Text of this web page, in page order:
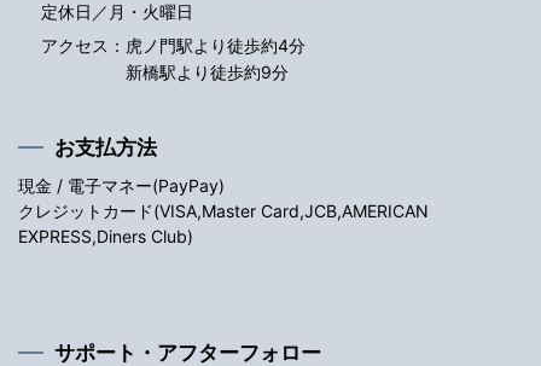
定休日／月・火曜日
アクセス： 虎ノ門駅より徒歩約4分
新橋駅より徒歩約9分
お支払方法
現金 / 電子マネー(PayPay)
クレジットカード(VISA,Master Card,JCB,AMERICAN
EXPRESS,Diners Club)
サポート・アフターフォロー